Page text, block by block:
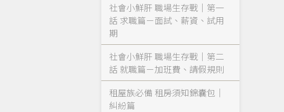
社會小鮮肝 職場生存戰｜第一
話 求職篇－面試、薪資、試用
期
社會小鮮肝 職場生存戰｜第二
話 就職篇－加班費、請假規則
租屋族必備 租房須知錦囊包｜
糾紛篇